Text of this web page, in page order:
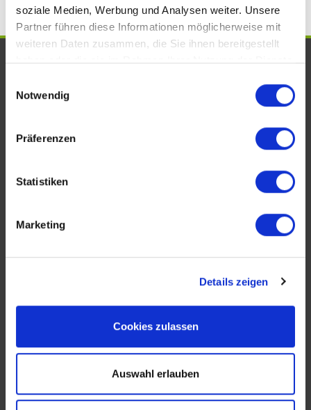
soziale Medien, Werbung und Analysen weiter. Unsere
Partner führen diese Informationen möglicherweise mit
weiteren Daten zusammen, die Sie ihnen bereitgestellt
haben oder die sie im Rahmen Ihrer Nutzung der Dienste
Notwendig
Präferenzen
Statistiken
Marketing
Details zeigen
Cookies zulassen
Auswahl erlauben
UNSERE AUSZEICHNUNGEN. WIR
Köhler Immobilien GmbH
Bauschheimer Weg 28
Tel.: +49 (0) 6131 / 9010180
Fax: +49 (0) 6131 / 9010188